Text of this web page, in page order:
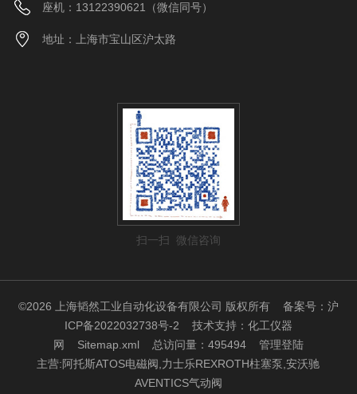
座机：13122390621（微信同号）
地址：上海市宝山区沪太路
扫一扫 微信咨询
©2026 上海韬然工业自动化设备有限公司 版权所有 备案号：沪
ICP备2022032738号-2 技术支持： 化工仪器
网
Sitemap.xml 总访问量：495494 管理登陆
主营:阿托斯ATOS电磁阀,力士乐REXROTH柱塞泵,安沃驰
AVENTICS气动阀